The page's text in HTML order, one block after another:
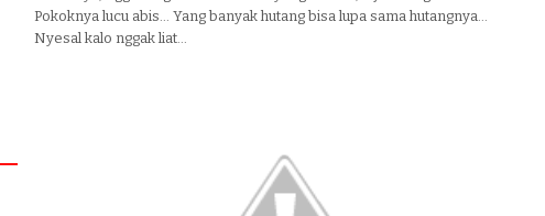
Pokoknya lucu abis... Yang banyak hutang bisa lupa sama hutangnya...
Nyesal kalo nggak liat...